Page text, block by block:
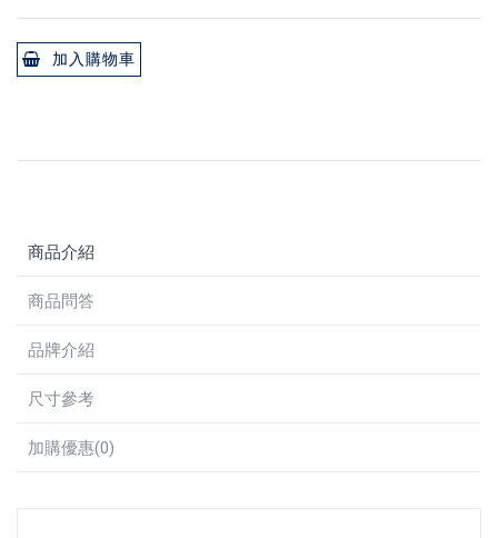
加入購物車
商品介紹
商品問答
品牌介紹
尺寸參考
加購優惠(0)